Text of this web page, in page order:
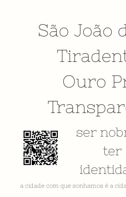
São João
Ouro
ser
ter
VÍDEO